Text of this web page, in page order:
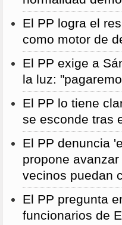
El PP logra el
como motor de
El PP exige a
la luz:
El PP lo tiene
se esconde tras
El PP denuncia
propone
vecinos puedan
El PP pregunta
funcionarios de